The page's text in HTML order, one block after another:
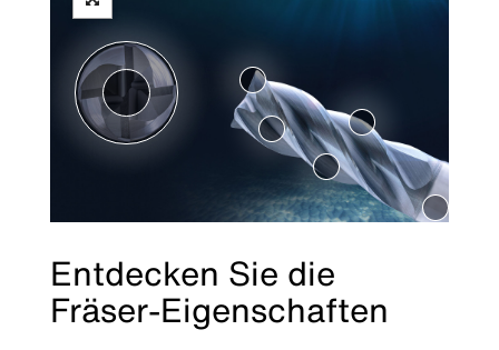
Entdecken Sie die
Fräser-Eigenschaften